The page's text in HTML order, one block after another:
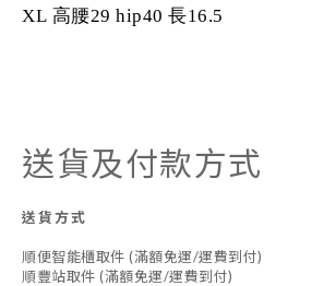
XL 高腰29 hip40 長16.5
送貨及付款方式
送貨方式
順便智能櫃取件 (滿額免運/運費到付)
順豐站取件 (滿額免運/運費到付)